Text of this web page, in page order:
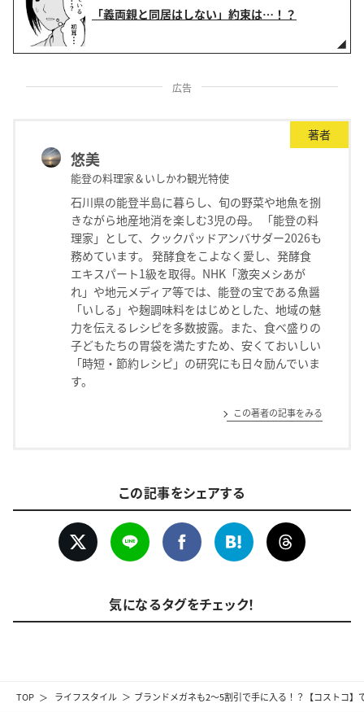
TOP ライフスタイル ブランドメガネも2～5割引で手に入る！？【コストコ】
「義両親と同居はしない」約束は…！？
広告
著者
悠美
能登の料理家＆いしかわ観光特使
石川県の能登半島に暮らし、旬の野菜や地魚を捌
きながら地産地消を楽しむ3児の母。 「能登の料
理家」として、クックパッドアンバサダー2026も
務めています。 発酵食をこよなく愛し、発酵食
エキスパート1級を取得。NHK「激突メシあが
れ」や地元メディア等では、能登の宝である魚醤
「いしる」や麹調味料をはじめとした、地域の魅
力を伝えるレシピを多数披露。また、食べ盛りの
子どもたちの胃袋を満たすため、安くておいしい
「時短・節約レシピ」の研究にも日々励んでいま
す。
この著者の記事をみる
この記事をシェアする
気になるタグをチェック！